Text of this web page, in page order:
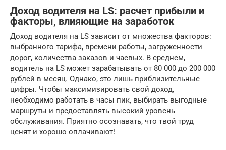
Доход водителя на LS: расчет прибыли и
факторы, влияющие на заработок
Доход водителя на LS зависит от множества факторов:
выбранного тарифа, времени работы, загруженности
дорог, количества заказов и чаевых. В среднем,
водитель на LS может зарабатывать от 80 000 до 200 000
рублей в месяц. Однако, это лишь приблизительные
цифры. Чтобы максимизировать свой доход,
необходимо работать в часы пик, выбирать выгодные
маршруты и предоставлять высокий уровень
обслуживания. Приятно осознавать, что твой труд
ценят и хорошо оплачивают!